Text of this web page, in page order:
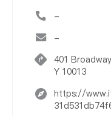
-
-
401
Y 10013
https://